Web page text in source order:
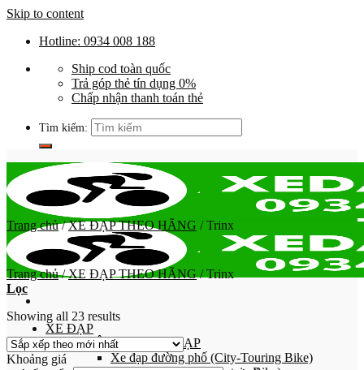
Skip to content
Hotline: 0934 008 188
Ship cod toàn quốc
Trả góp thẻ tín dụng 0%
Chấp nhận thanh toán thẻ
Tìm kiếm:
XE ĐẠP
PHÂN LOẠI XE ĐẠP
Xe đạp đường phố (City-Touring Bike)
Trang chủ / XE ĐẠP THEO HÃNG /Trinx
Trang chủ / XE ĐẠP THEO HÃNG /Trinx
Lọc
Showing all 23 results
Khoảng giá